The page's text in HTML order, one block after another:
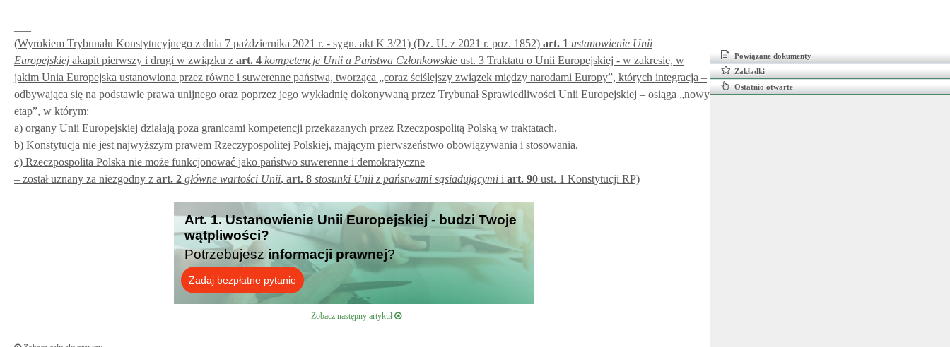
(Wyrokiem Trybunału Konstytucyjnego z dnia 7 października 2021 r. - sygn. akt K 3/21) (Dz. U. z 2021 r. poz. 1852) art. 1 ustanowienie Unii
Europejskiej akapit pierwszy i drugi w związku z art. 4 kompetencje Unii a Państwa Członkowskie ust. 3 Traktatu o Unii Europejskiej - w zakresie, w
jakim Unia Europejska ustanowiona przez równe i suwerenne państwa, tworząca „coraz ściślejszy związek między narodami Europy”, których integracja –
odbywająca się na podstawie prawa unijnego oraz poprzez jego wykładnię dokonywaną przez Trybunał Sprawiedliwości Unii Europejskiej – osiąga „nowy
etap”, w którym:
a) organy Unii Europejskiej działają poza granicami kompetencji przekazanych przez Rzeczpospolitą Polską w traktatach,
b) Konstytucja nie jest najwyższym prawem Rzeczypospolitej Polskiej, mającym pierwszeństwo obowiązywania i stosowania,
c) Rzeczpospolita Polska nie może funkcjonować jako państwo suwerenne i demokratyczne
– został uznany za niezgodny z art. 2 główne wartości Unii, art. 8 stosunki Unii z państwami sąsiadującymi i art. 90 ust. 1 Konstytucji RP)
Art. 1. Ustanowienie Unii Europejskiej - budzi Twoje
wątpliwości?
Potrzebujesz informacji prawnej?
Zadaj bezpłatne pytanie
Zobacz następny artykuł
Powiązane dokumenty
Zakładki
Ostatnio otwarte